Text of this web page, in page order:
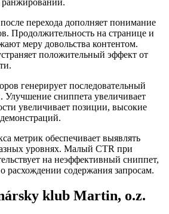
перехода дополняет понимание
Продолжительность на странице и
меру довольства контентом.
положительный эффект от
генерирует последовательный
Улучшение сниппета увеличивает
увеличивает позиции, высокие
метрик обеспечивает выявлять
уровнях. Малый CTR при
на неэффективный сниппет,
расхождении содержания запросам.
klub Martin, o.z.